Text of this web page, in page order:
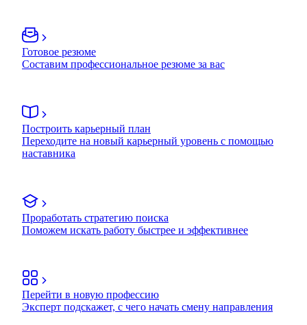
Готовое резюме
Составим профессиональное резюме за вас
Построить карьерный план
Переходите на новый карьерный уровень с помощью
наставника
Проработать стратегию поиска
Поможем искать работу быстрее и эффективнее
Перейти в новую профессию
Эксперт подскажет, с чего начать смену направления